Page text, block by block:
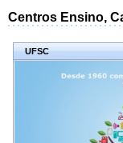
Centros Ensino,
UFSC